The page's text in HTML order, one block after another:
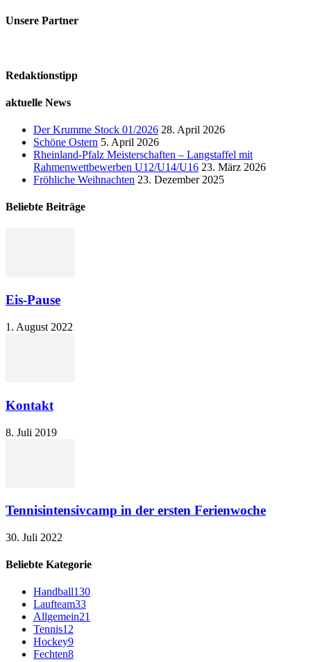
Unsere Partner
Redaktionstipp
aktuelle News
Der Krumme Stock 01/2026 28. April 2026
Schöne Ostern 5. April 2026
Rheinland-Pfalz Meisterschaften – Langstaffel mit
Rahmenwettbewerben U12/U14/U16 23. März 2026
Fröhliche Weihnachten 23. Dezember 2025
Beliebte Beiträge
Eis-Pause
1. August 2022
Kontakt
8. Juli 2019
Tennisintensivcamp in der ersten Ferienwoche
30. Juli 2022
Beliebte Kategorie
Handball130
Laufteam33
Allgemein21
Tennis12
Hockey9
Fechten8